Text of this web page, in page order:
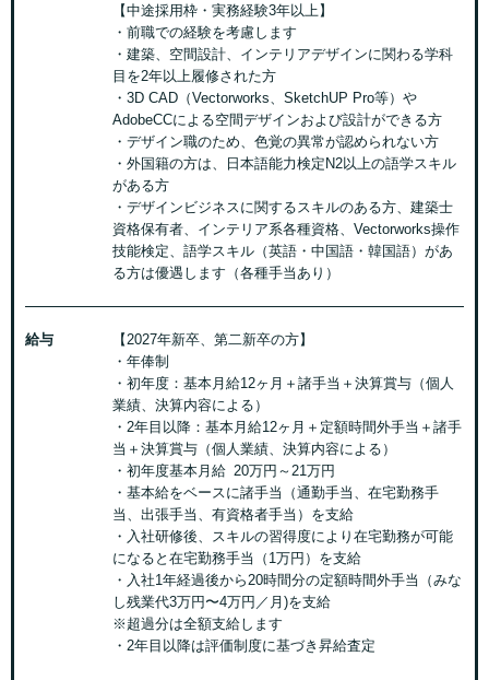
【中途採用枠・実務経験3年以上】
・前職での経験を考慮します
・建築、空間設計、インテリアデザインに関わる学科
目を2年以上履修された方
・3D CAD（Vectorworks、SketchUP Pro等）や
AdobeCCによる空間デザインおよび設計ができる方
・デザイン職のため、色覚の異常が認められない方
・外国籍の方は、日本語能力検定N2以上の語学スキル
がある方
・デザインビジネスに関するスキルのある方、建築士
資格保有者、インテリア系各種資格、Vectorworks操作
技能検定、語学スキル（英語・中国語・韓国語）があ
る方は優遇します（各種手当あり）
給与
【2027年新卒、第二新卒の方】
・年俸制
・初年度：基本月給12ヶ月＋諸手当＋決算賞与（個人
業績、決算内容による）
・2年目以降：基本月給12ヶ月＋定額時間外手当＋諸手
当＋決算賞与（個人業績、決算内容による）
・初年度基本月給 20万円～21万円
・基本給をベースに諸手当（通勤手当、在宅勤務手
当、出張手当、有資格者手当）を支給
・入社研修後、スキルの習得度により在宅勤務が可能
になると在宅勤務手当（1万円）を支給
・入社1年経過後から20時間分の定額時間外手当（みな
し残業代3万円〜4万円／月)を支給
※超過分は全額支給します
・2年目以降は評価制度に基づき昇給査定